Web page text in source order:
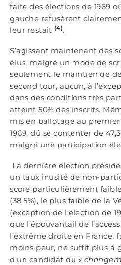
faite des élections de 1969
gauche refusèrent
leur restait (4).
S’agissant maintenant des
élus, malgré un mode de
seulement le maintien de
second tour, aucun, à
dans des conditions très
atteint 50% des inscrits.
mis en ballotage au
1969, dû se contenter de
malgré une participation
La dernière élection
un taux inusité de non-
score particulièrement
(38,5%), le plus faible de la
(exception de l’élection de
que l’épouvantail de
l’extrême droite en France,
moins peur, ne suffit plus à
d’un candidat du «